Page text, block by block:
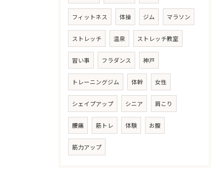
フィットネス 体操 ジム マラソン
ストレッチ 温泉 ストレッチ教室
習い事 フラダンス 神戸
トレーニングジム 体幹 女性
シェイプアップ シニア 肩こり
腰痛 筋トレ 体験 お腹
筋力アップ